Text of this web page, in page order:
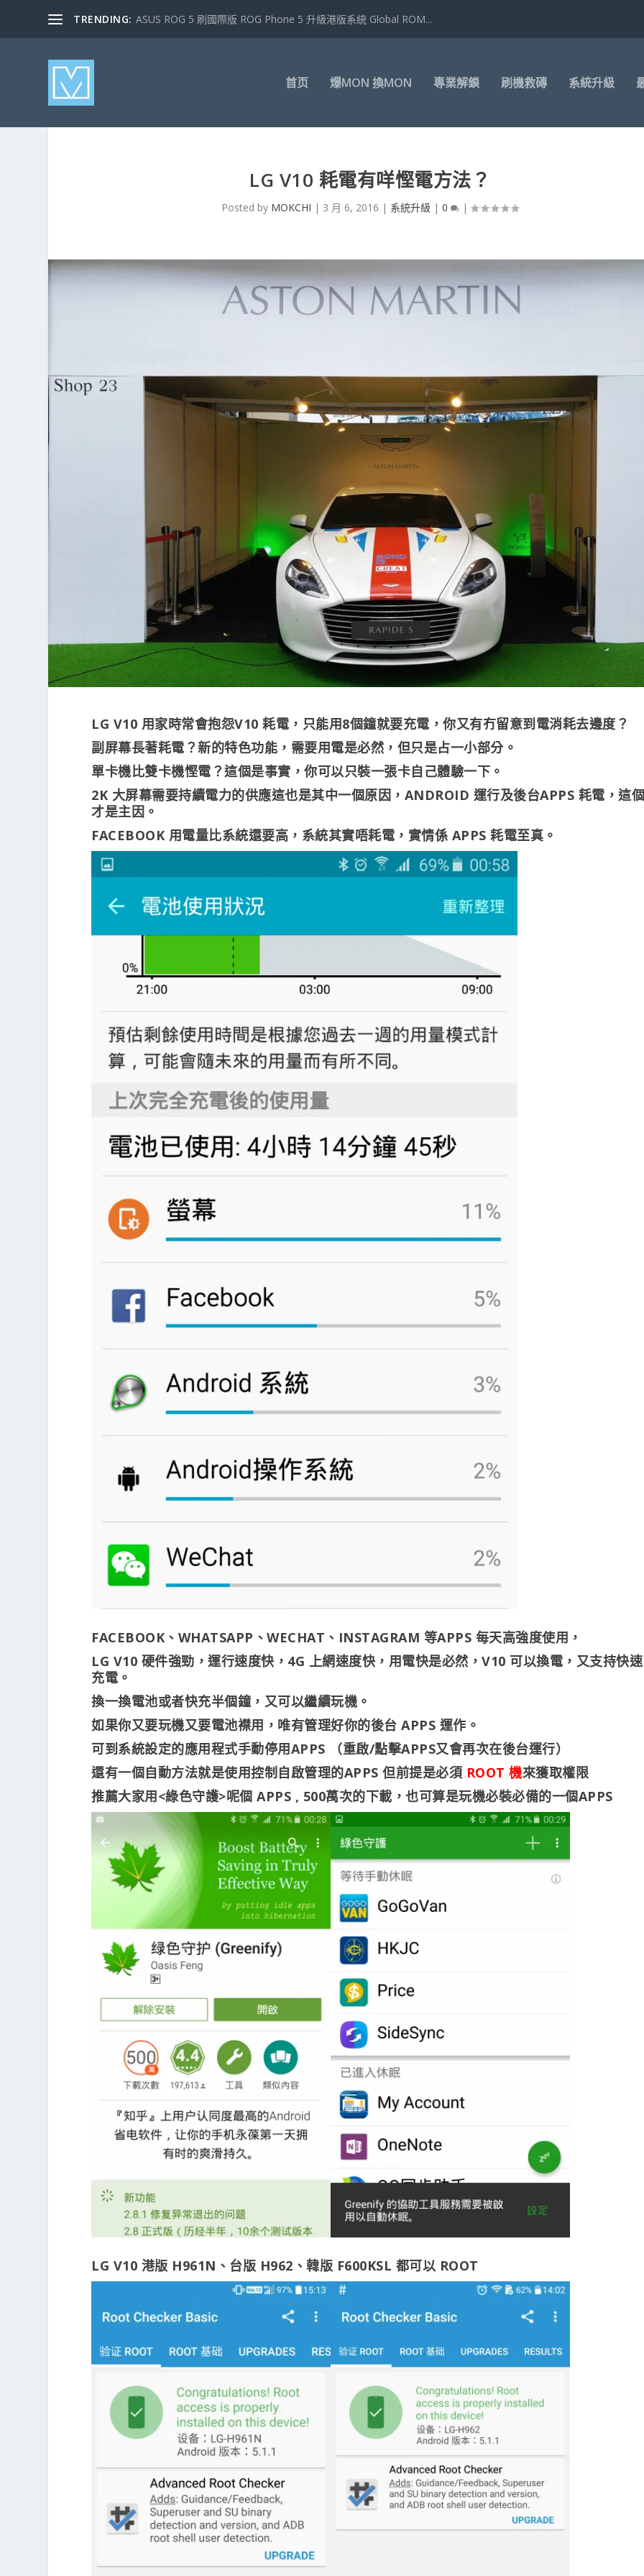
TRENDING: ASUS ROG 5 刷國際版 ROG Phone 5 升級港版系統 Global ROM...
首页 爆MON 換MON 專業解鎖 刷機救磚 系統升級
LG V10 耗電有咩慳電方法？
Posted by MOKCHI | 3 月 6, 2016 | 系統升級 |0 |
LG V10 用家時常會抱怨V10 耗電，只能用8個鐘就要充電，你又有冇留意到電消耗去邊度？
副屏幕長著耗電？新的特色功能，需要用電是必然，但只是占一小部分。
單卡機比雙卡機慳電？這個是事實，你可以只裝一張卡自己體驗一下。
2K 大屏幕需要持續電力的供應這也是其中一個原因，ANDROID 運行及後台APPS 耗電，這
才是主因。
FACEBOOK 用電量比系統還要高，系統其實唔耗電，實情係 APPS 耗電至真。
FACEBOOK、WHATSAPP、WECHAT、INSTAGRAM 等APPS 每天高強度使用，
LG V10 硬件強勁，運行速度快，4G 上網速度快，用電快是必然，V10 可以換電，又支持快速
充電。
換一換電池或者快充半個鐘，又可以繼續玩機。
如果你又要玩機又要電池襟用，唯有管理好你的後台 APPS 運作。
可到系統設定的應用程式手動停用APPS （重啟/點擊APPS又會再次在後台運行）
還有一個自動方法就是使用控制自啟管理的APPS 但前提是必須 ROOT 機來獲取權限
推薦大家用<綠色守護>呢個 APPS , 500萬次的下載，也可算是玩機必裝必備的一個APPS
LG V10 港版 H961N、台版 H962、韓版 F600KSL 都可以 ROOT